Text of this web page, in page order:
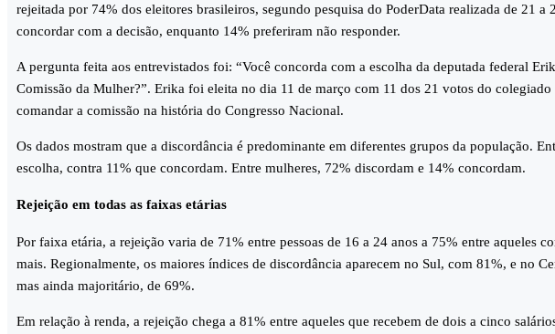
rejeitada por 74% dos eleitores brasileiros, segundo pesquisa do PoderData realizada de 21
concordar com a decisão, enquanto 14% preferiram não responder.
A pergunta feita aos entrevistados foi: “Você concorda com a escolha da deputada federal
Comissão da Mulher?”. Erika foi eleita no dia 11 de março com 11 dos 21 votos do
comandar a comissão na história do Congresso Nacional.
Os dados mostram que a discordância é predominante em diferentes grupos da população.
escolha, contra 11% que concordam. Entre mulheres, 72% discordam e 14% concordam.
Rejeição em todas as faixas etárias
Por faixa etária, a rejeição varia de 71% entre pessoas de 16 a 24 anos a 75% entre aqueles
mais. Regionalmente, os maiores índices de discordância aparecem no Sul, com 81%, e no
mas ainda majoritário, de 69%.
Em relação à renda, a rejeição chega a 81% entre aqueles que recebem de dois a cinco